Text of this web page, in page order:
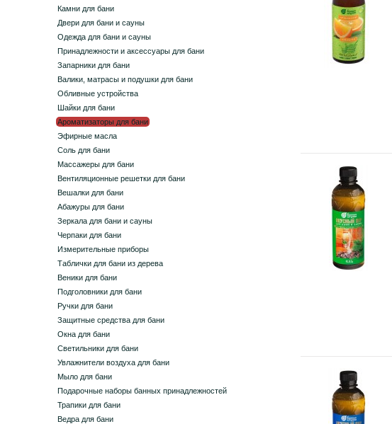
Камни для бани
Двери для бани и сауны
Одежда для бани и сауны
Принадлежности и аксессуары для бани
Запарники для бани
Валики, матрасы и подушки для бани
Обливные устройства
Шайки для бани
Ароматизаторы для бани
Эфирные масла
Соль для бани
Массажеры для бани
Вентиляционные решетки для бани
Вешалки для бани
Абажуры для бани
Зеркала для бани и сауны
Черпаки для бани
Измерительные приборы
Таблички для бани из дерева
Веники для бани
Подголовники для бани
Ручки для бани
Защитные средства для бани
Окна для бани
Светильники для бани
Увлажнители воздуха для бани
Мыло для бани
Подарочные наборы банных принадлежностей
Трапики для бани
Ведра для бани